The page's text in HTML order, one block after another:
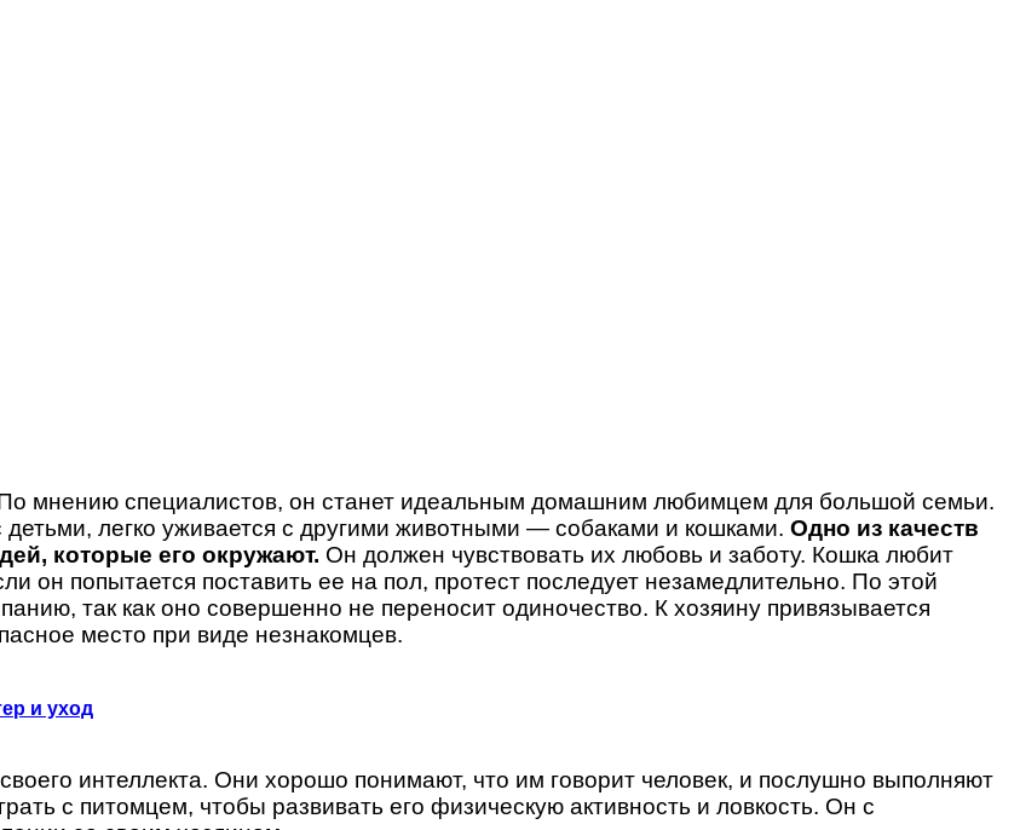
мнению специалистов, он станет идеальным домашним любимцем для большой семьи.
легко уживается с другими животными — собаками и кошками. Одно из качеств
которые его окружают. Он должен чувствовать их любовь и заботу. Кошка любит
он попытается поставить ее на пол, протест последует незамедлительно. По этой
так как оно совершенно не переносит одиночество. К хозяину привязывается
место при виде незнакомцев.
и уход
интеллекта. Они хорошо понимают, что им говорит человек, и послушно выполняют
с питомцем, чтобы развивать его физическую активность и ловкость. Он с